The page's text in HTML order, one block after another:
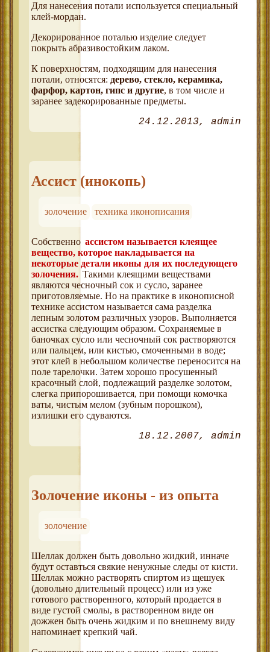
Для нанесения потали используется специальный
клей-мордан.
Декорированное поталью изделие следует
покрыть абразивостойким лаком.
К поверхностям, подходящим для нанесения
потали, относятся: дерево, стекло, керамика,
фарфор, картон, гипс и другие, в том числе и
заранее задекорированные предметы.
24.12.2013 admin
Ассист (инокопь)
золочение техника иконописания
Собственно ассистом называется клеящее
вещество, которое накладывается на
некоторые детали иконы для их последующего
золочения. Такими клеящими веществами
являются чесночный сок и сусло, заранее
приготовляемые. Но на практике в иконописной
технике ассистом называется сама разделка
лепным золотом различных узоров. Выполняется
ассистка следующим образом. Сохраняемые в
баночках сусло или чесночный сок растворяются
или пальцем, или кистью, смоченными в воде;
этот клей в небольшом количестве переносится на
поле тарелочки. Затем хорошо просушенный
красочный слой, подлежащий разделке золотом,
слегка припорошивается, при помощи комочка
ваты, чистым мелом (зубным порошком),
излишки его сдуваются.
18.12.2007 admin
Золочение иконы - из опыта
золочение
Шеллак должен быть довольно жидкий, инначе
будут оставться свякие ненужные следы от кисти.
Шеллак можно растворять спиртом из щешуек
(довольно длительный процесс) или из уже
готового растворенного, который продается в
виде густой смолы, в растворенном виде он
дожжен быть очень жидким и по внешнему виду
напоминает крепкий чай.